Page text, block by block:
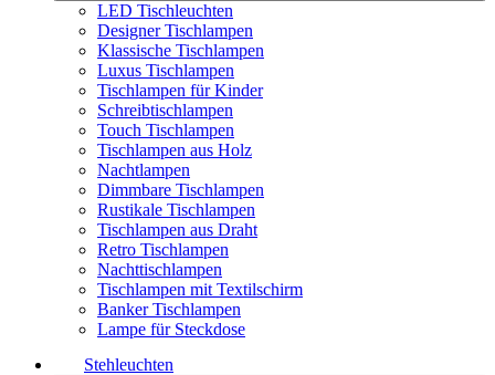
LED Tischleuchten
Designer Tischlampen
Klassische Tischlampen
Luxus Tischlampen
Tischlampen für Kinder
Schreibtischlampen
Touch Tischlampen
Tischlampen aus Holz
Nachtlampen
Dimmbare Tischlampen
Rustikale Tischlampen
Tischlampen aus Draht
Retro Tischlampen
Nachttischlampen
Tischlampen mit Textilschirm
Banker Tischlampen
Lampe für Steckdose
Stehleuchten